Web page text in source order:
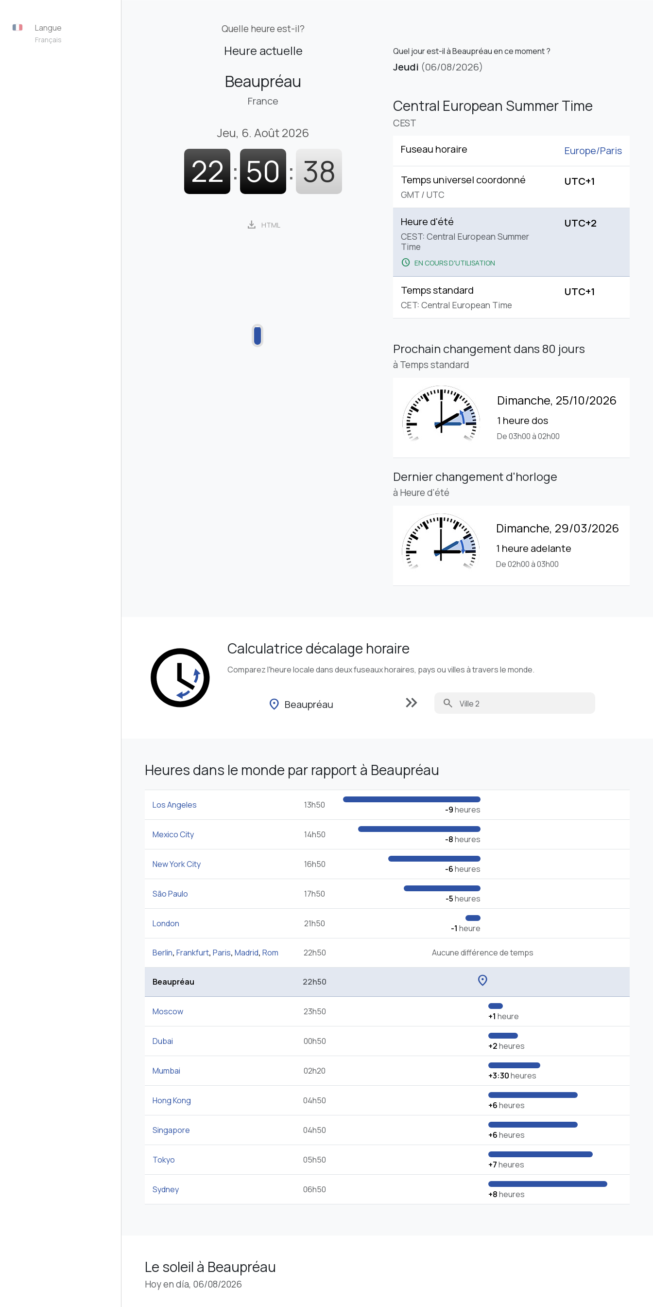
Langue
Français
Quelle heure est-il?
Heure actuelle
Beaupréau
France
Jeu, 6. Août 2026
22 : 50 : 39
download HTML
Quel jour est-il à Beaupréau en ce moment ?
Jeudi (06/08/2026)
Central European Summer Time
CEST
Fuseau horaire Europe/Paris
Temps universel coordonné
GMT / UTC
UTC+1
Heure d'été
CEST: Central European Summer
Time
schedule EN COURS D'UTILISATION
UTC+2
Temps standard
CET: Central European Time
UTC+1
Prochain changementdans 80 jours
à Temps standard
Dimanche, 25/10/2026
1 heure dos
De 03h00 à 02h00
Dernier changement d'horloge
à Heure d'été
Dimanche, 29/03/2026
1 heure adelante
De 02h00 à 03h00
Calculatrice décalage horaire
Comparez l'heure locale dans deux fuseaux horaires, pays ou villes à travers le monde.
location_on Beaupréau keyboard_double_arrow_right search
Heures dans le monde par rapport à Beaupréau
Los Angeles 13h50 -9heures
Mexico City 14h50 -8heures
New York City 16h50 -6heures
São Paulo 17h50 -5heures
London 21h50 -1 heure
Berlin, Frankfurt, Paris, Madrid, Rom 22h50 Aucune différence de temps
Beaupréau 22h50 location_on
Moscow 23h50 +1 heure
Dubai 00h50 +2heures
Mumbai 02h20 +3:30heures
Hong Kong 04h50 +6heures
Singapore 04h50 +6heures
Tokyo 05h50 +7heures
Sydney 06h50 +8heures
Le soleil à Beaupréau
Hoy en día, 06/08/2026